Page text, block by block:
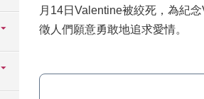
月14日Valentine被絞死，為紀
徵人們願意勇敢地追求愛情。